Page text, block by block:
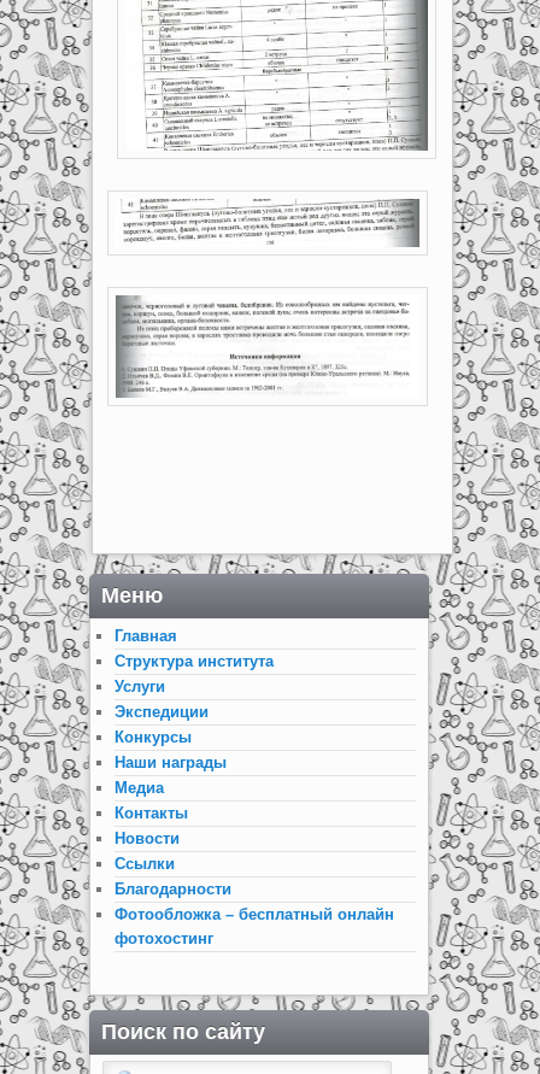
Меню
Главная
Структура института
Услуги
Экспедиции
Конкурсы
Наши награды
Медиа
Контакты
Новости
Ссылки
Благодарности
Фотообложка – бесплатный онлайн
фотохостинг
Поиск по сайту